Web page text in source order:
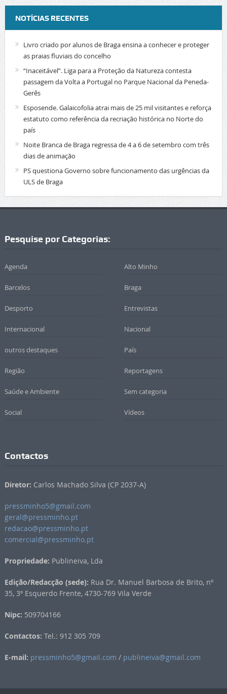
NOTÍCIAS RECENTES
Livro criado por alunos de Braga ensina a conhecer e proteger
as praias fluviais do concelho
“Inaceitável”. Liga para a Proteção da Natureza contesta
passagem da Volta a Portugal no Parque Nacional da Peneda-
Gerês
Esposende. Galaicofolia atrai mais de 25 mil visitantes e reforça
estatuto como referência da recriação histórica no Norte do
país
Noite Branca de Braga regressa de 4 a 6 de setembro com três
dias de animação
PS questiona Governo sobre funcionamento das urgências da
ULS de Braga
Pesquise por Categorias:
Agenda Alto Minho
Barcelos Braga
Desporto Entrevistas
Internacional Nacional
outros destaques País
Região Reportagens
Saúde e Ambiente Sem categoria
Social Vídeos
Contactos
Diretor: Carlos Machado Silva (CP 2037-A)
pressminho5@gmail.com
geral@pressminho.pt
redacao@pressminho.pt
comercial@pressminho.pt
Propriedade: Publineiva, Lda
Edição/Redacção (sede): Rua Dr. Manuel Barbosa de Brito, nº
35, 3º Esquerdo Frente, 4730-769 Vila Verde
Nipc: 509704166
Contactos: Tel.: 912 305 709
E-mail: pressminho5@gmail.com / publineiva@gmail.com